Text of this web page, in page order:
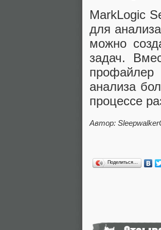
MarkLogiс
для
можно
задач.
анализа
процессе
Автор:
Поделиться…